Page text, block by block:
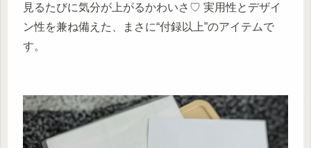
見るたびに気分が上がるかわいさ♡ 実用性とデザイ
ン性を兼ね備えた、まさに“付録以上”のアイテムで
す。